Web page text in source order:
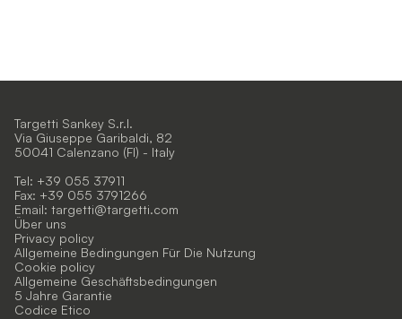
Targetti Sankey S.r.l.
Via Giuseppe Garibaldi, 82
50041 Calenzano (FI) - Italy
Tel: +39 055 37911
Fax: +39 055 3791266
Email: targetti@targetti.com
Über uns
Privacy policy
Allgemeine Bedingungen Für Die Nutzung
Cookie policy
Allgemeine Geschäftsbedingungen
5 Jahre Garantie
Codice Etico